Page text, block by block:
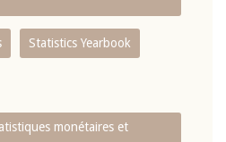
Statistics Yearbook
monétaires et